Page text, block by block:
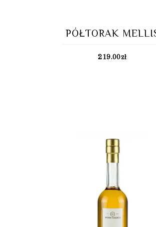
PÓŁTORAK
219.00zł